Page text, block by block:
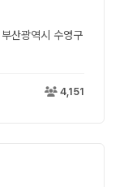
4,151